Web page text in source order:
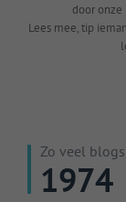
door onze
Lees mee, tip
Zo veel
1974